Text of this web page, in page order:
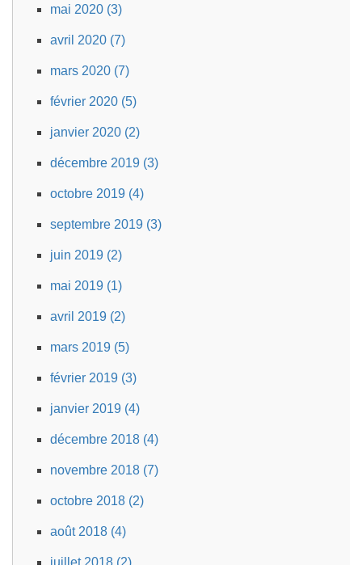
mai 2020 (3)
avril 2020 (7)
mars 2020 (7)
février 2020 (5)
janvier 2020 (2)
décembre 2019 (3)
octobre 2019 (4)
septembre 2019 (3)
juin 2019 (2)
mai 2019 (1)
avril 2019 (2)
mars 2019 (5)
février 2019 (3)
janvier 2019 (4)
décembre 2018 (4)
novembre 2018 (7)
octobre 2018 (2)
août 2018 (4)
juillet 2018 (2)